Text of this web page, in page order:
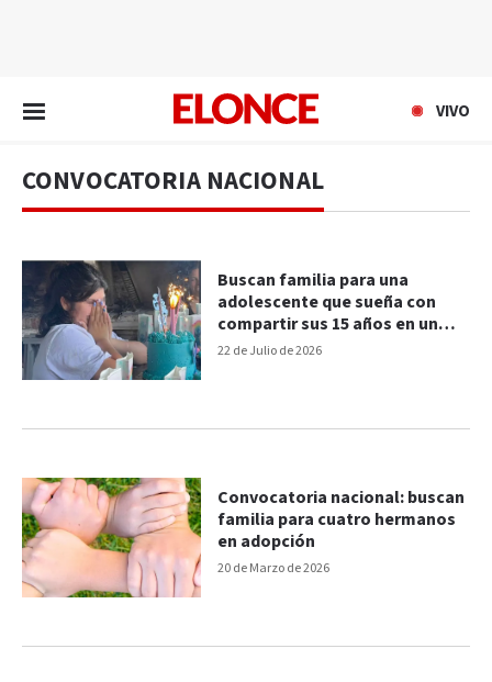
VIVO
CONVOCATORIA NACIONAL
22 de Julio de 2026
Buscan familia para una
adolescente que sueña con
compartir sus 15 años en un
hogar
20 de Marzo de 2026
Convocatoria nacional: buscan
familia para cuatro hermanos
en adopción